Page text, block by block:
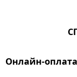
Онлайн-